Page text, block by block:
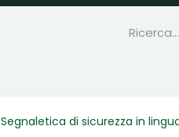
Segnaletica di sicurezza in